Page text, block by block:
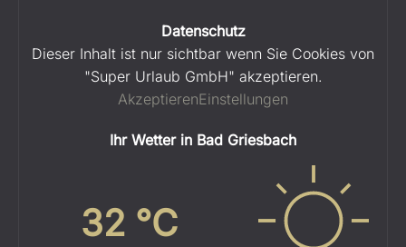
Datenschutz
Dieser Inhalt ist nur sichtbar wenn Sie Cookies von
"Super Urlaub GmbH" akzeptieren.
AkzeptierenEinstellungen
Ihr Wetter in Bad Griesbach
32 °C